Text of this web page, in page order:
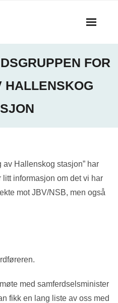
FOR
HALLENSKOG
av Hallenskog stasjon” har
litt informasjon om det vi har
mot JBV/NSB, men også
med samferdselsminister
fikk en lang liste av oss med